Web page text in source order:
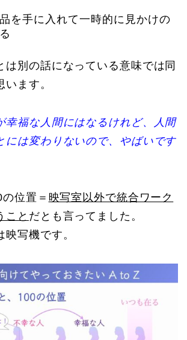
を手に入れて一時的に見かけの
は別の話になっている意味では同
います。
幸福な人間にはなるけれど、人間
には変わりないので、やばいです
位置＝ 映写室以外で統合ワーク
こと だとも言ってました。
映写機です。